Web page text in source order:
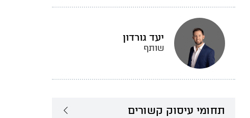
יעד גורדון
שותף
תחומי עיסוק קשורים